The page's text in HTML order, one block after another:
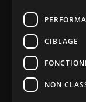
CIBLAGE
NON